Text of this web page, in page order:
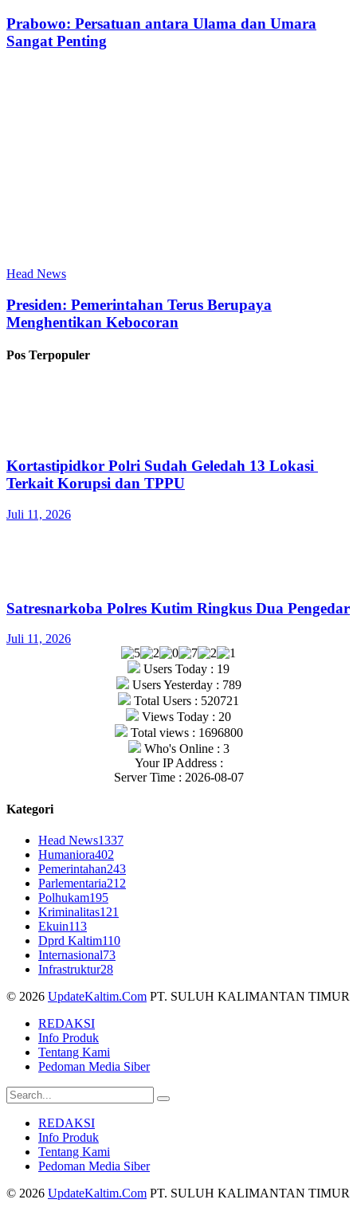
Prabowo: Persatuan antara Ulama dan Umara
Sangat Penting
Head News
Presiden: Pemerintahan Terus Berupaya
Menghentikan Kebocoran
Pos Terpopuler
Kortastipidkor Polri Sudah Geledah 13 Lokasi
Terkait Korupsi dan TPPU
Juli 11, 2026
Satresnarkoba Polres Kutim Ringkus Dua Pengedar
Juli 11, 2026
Users Today : 19
Users Yesterday : 789
Total Users : 520721
Views Today : 20
Total views : 1696800
Who's Online : 3
Your IP Address :
Server Time : 2026-08-07
Kategori
Head News1337
Humaniora402
Pemerintahan243
Parlementaria212
Polhukam195
Kriminalitas121
Ekuin113
Dprd Kaltim110
Internasional73
Infrastruktur28
© 2026 UpdateKaltim.Com PT. SULUH KALIMANTAN TIMUR
REDAKSI
Info Produk
Tentang Kami
Pedoman Media Siber
REDAKSI
Info Produk
Tentang Kami
Pedoman Media Siber
© 2026 UpdateKaltim.Com PT. SULUH KALIMANTAN TIMUR